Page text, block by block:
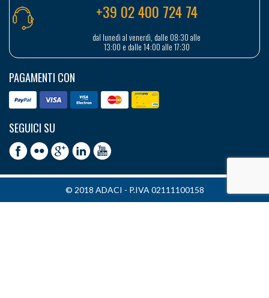
+39 02 400 724 74
dal lunedì al venerdì, dalle 08:30 alle
13:00 e dalle 14:00 alle 17:30
PAGAMENTI CON
SEGUICI SU
© 2018 ADACI - P.IVA 02111100158